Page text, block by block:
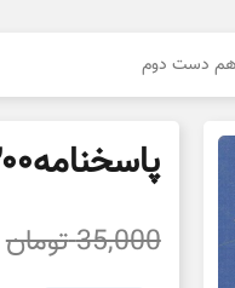
پاسخنامه۱۳۰۰تست دهم دست دوم
35,000تومان